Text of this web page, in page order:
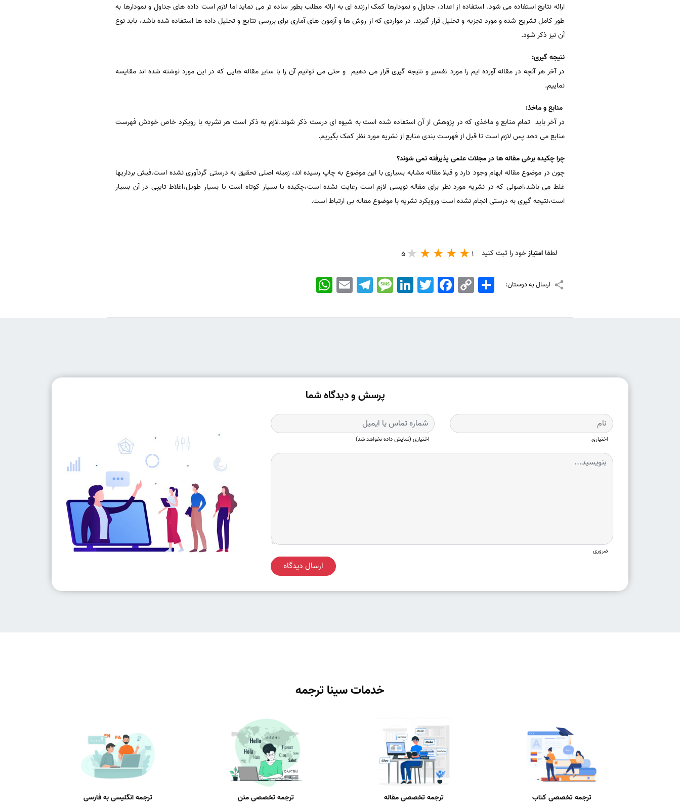
ارائه نتایج استفاده می شود. استفاده از اعداد، جداول و نمودارها کمک ارزنده ای به ارائه مطلب بطور ساده تر می نماید اما لازم است داده های جداول و نمودارها به
طور کامل تشریح شده و مورد تجزیه و تحلیل قرار گیرند. در مواردی که از روش ها و آزمون های آماری برای بررسی نتایج و تحلیل داده ها استفاده شده باشد، باید نوع
آن نیز ذکر شود.
نتیجه گیری:
در آخر هر آنچه در مقاله آورده ایم را مورد تفسیر و نتیجه گیری قرار می دهیم و حتی می توانیم آن را با سایر مقاله هایی که در این مورد نوشته شده اند مقایسه
نماییم.
منابع و ماخذ:
در آخر باید تمام منابع و ماخذی که در پژوهش از آن استفاده شده است به شیوه ای درست ذکر شوند.لازم به ذکر است هر نشریه با رویکرد خاص خودش فهرست
منابع می دهد پس لازم است تا قبل از فهرست بندی منابع از نشریه مورد نظر کمک بگیریم.
چرا چکیده برخی مقاله ها در مجلات علمی پذیرفته نمی شوند؟
چون در موضوع مقاله ابهام وجود دارد و قبلا مقاله مشابه بسیاری با این موضوع به چاپ رسیده اند، زمینه اصلی تحقیق به درستی گردآوری نشده است.فیش برداریها
غلط می باشد،اصولی که در نشریه مورد نظر برای مقاله نویسی لازم است رعایت نشده است،چکیده یا بسیار کوتاه است یا بسیار طویل،اغلاط تایپی در آن بسیار
است،نتیجه گیری به درستی انجام نشده است ورویکرد نشریه با موضوع مقاله بی ارتباط است.
لطفا امتیازخود را ثبت کنید 1
5
ارسال به دوستان: WhatsApp EmailTelegramMessageLinkedIn TwitterFacebook Copy
Link
اشتراک
پرسش و دیدگاه شما
اختیاری اختیاری (نمایش داده نخواهد شد)
ضروری
ارسال دیدگاه
خدمات سینا ترجمه
ترجمه تخصصی کتاب ترجمه تخصصی مقاله ترجمه تخصصی متن ترجمه انگلیسی به فارسی